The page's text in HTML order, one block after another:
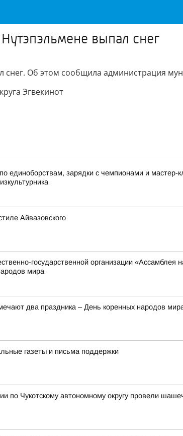
выпал снег
Об этом сообщила администрация
Эгвекинот
единоборствам, зарядки с чемпионами и
Айвазовского
государственной организации «Ассамблея
мира
два праздника – День коренных народов
газеты и письма поддержки
по Чукотскому автономному округу провели